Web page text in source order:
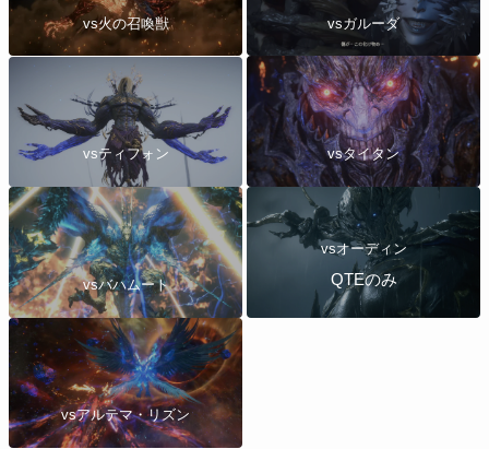
vs火の召喚獣 vsガルーダ
vsティフォン vsタイタン
vsバハムート
vsオーディン
QTEのみ
vsアルテマ・リズン